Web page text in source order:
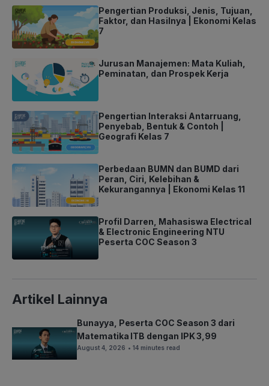
Pengertian Produksi, Jenis, Tujuan,
Faktor, dan Hasilnya | Ekonomi Kelas
7
Jurusan Manajemen: Mata Kuliah,
Peminatan, dan Prospek Kerja
Pengertian Interaksi Antarruang,
Penyebab, Bentuk & Contoh |
Geografi Kelas 7
Perbedaan BUMN dan BUMD dari
Peran, Ciri, Kelebihan &
Kekurangannya | Ekonomi Kelas 11
Profil Darren, Mahasiswa Electrical
& Electronic Engineering NTU
Peserta COC Season 3
Artikel Lainnya
Bunayya, Peserta COC Season 3 dari
Matematika ITB dengan IPK 3,99
August 4, 2026 • 14 minutes read